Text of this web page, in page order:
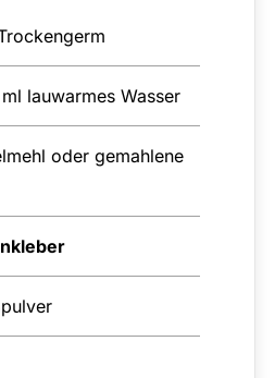
lauwarmes Wasser
oder gemahlene